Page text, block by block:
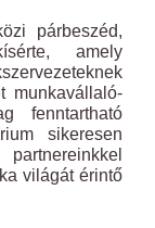
párbeszéd,
amely
munkavállaló-
fenntartható
sikeresen
világát érintő